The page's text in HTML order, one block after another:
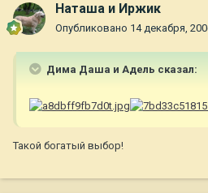
Наташа и Иржик
Опубликовано 14 декабря,
Дима Даша и Адель сказал:
Такой богатый выбор!